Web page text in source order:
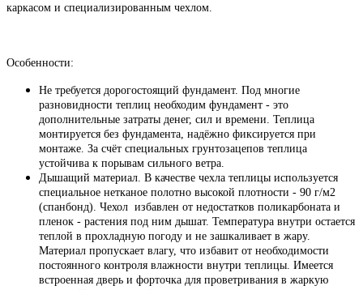
каркасом и специализированным чехлом.
Особенности:
Не требуется дорогостоящий фундамент. Под многие
разновидности теплиц необходим фундамент - это
дополнительные затраты денег, сил и времени. Теплица
монтируется без фундамента, надёжно фиксируется при
монтаже. За счёт специальных грунтозацепов теплица
устойчива к порывам сильного ветра.
Дышащий материал. В качестве чехла теплицы используется
специальное нетканое полотно высокой плотности - 90 г/м2
(спанбонд). Чехол избавлен от недостатков поликарбоната и
пленок - растения под ним дышат. Температура внутри остается
теплой в прохладную погоду и не зашкаливает в жару.
Материал пропускает влагу, что избавит от необходимости
постоянного контроля влажности внутри теплицы. Имеется
встроенная дверь и форточка для проветривания в жаркую